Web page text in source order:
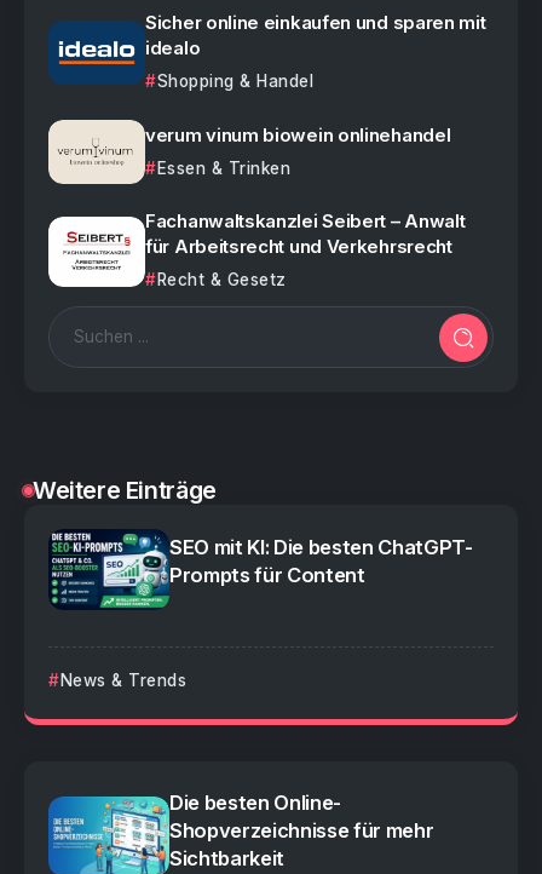
Sicher online einkaufen und sparen mit
idealo
Shopping & Handel
verum vinum biowein onlinehandel
Essen & Trinken
Fachanwaltskanzlei Seibert – Anwalt
für Arbeitsrecht und Verkehrsrecht
Recht & Gesetz
Weitere Einträge
SEO mit KI: Die besten ChatGPT-
Prompts für Content
News & Trends
Die besten Online-
Shopverzeichnisse für mehr
Sichtbarkeit